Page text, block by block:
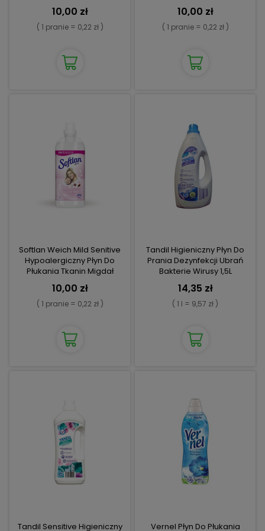
10,00 zł
( 1 pranie = 0,22 zł )
10,00 zł
( 1 pranie = 0,22 zł )
Softlan Weich Mild Senitive
Hypoalergiczny Płyn Do
Płukania Tkanin Migdał
10,00 zł
( 1 pranie = 0,22 zł )
Tandil Higieniczny Płyn Do
Prania Dezynfekcji Ubrań
Bakterie Wirusy 1,5L
14,35 zł
( 1 l = 9,57 zł )
Tandil Sensitive Higieniczny Vernel Płyn Do Płukania